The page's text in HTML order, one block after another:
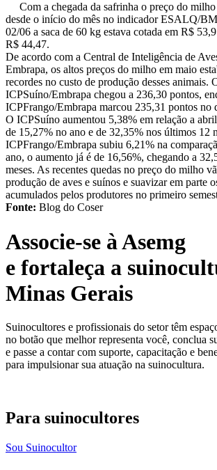
Com a chegada da safrinha o preço do
desde o início do mês no indicador ESALQ/
02/06 a saca de 60 kg estava cotada em R$
R$ 44,47.
De acordo com a Central de Inteligência de
Embrapa, os altos preços do milho em maio
recordes no custo de produção desses animais.
ICPSuíno/Embrapa chegou a 236,30 pontos,
ICPFrango/Embrapa marcou 235,31 pontos no
O ICPSuíno aumentou 5,38% em relação a
de 15,27% no ano e de 32,35% nos últimos 12
ICPFrango/Embrapa subiu 6,21% na
ano, o aumento já é de 16,56%, chegando a
meses. As recentes quedas no preço do milho
produção de aves e suínos e suavizar em parte
acumulados pelos produtores no primeiro
Fonte: Blog do Coser
Associe-se à Asemg
e fortaleça a
Minas Gerais
Suinocultores e profissionais do setor têm
no botão que melhor representa você, conclua
e passe a contar com suporte, capacitação e
para impulsionar sua atuação na suinocultura.
Para suinocultores
Sou Suinocultor